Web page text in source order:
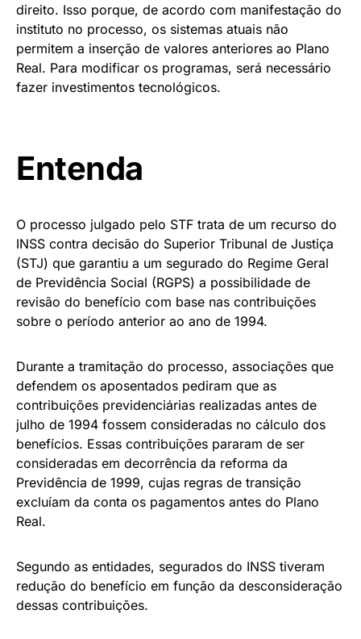
direito. Isso porque, de acordo com manifestação do
instituto no processo, os sistemas atuais não
permitem a inserção de valores anteriores ao Plano
Real. Para modificar os programas, será necessário
fazer investimentos tecnológicos.
Entenda
O processo julgado pelo STF trata de um recurso do
INSS contra decisão do Superior Tribunal de Justiça
(STJ) que garantiu a um segurado do Regime Geral
de Previdência Social (RGPS) a possibilidade de
revisão do benefício com base nas contribuições
sobre o período anterior ao ano de 1994.
Durante a tramitação do processo, associações que
defendem os aposentados pediram que as
contribuições previdenciárias realizadas antes de
julho de 1994 fossem consideradas no cálculo dos
benefícios. Essas contribuições pararam de ser
consideradas em decorrência da reforma da
Previdência de 1999, cujas regras de transição
excluíam da conta os pagamentos antes do Plano
Real.
Segundo as entidades, segurados do INSS tiveram
redução do benefício em função da desconsideração
dessas contribuições.